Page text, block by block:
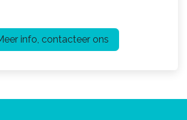
info, contacteer ons